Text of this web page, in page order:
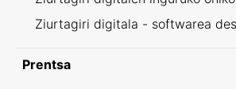
Ziurtagiri digitala - softwarea
Prentsa